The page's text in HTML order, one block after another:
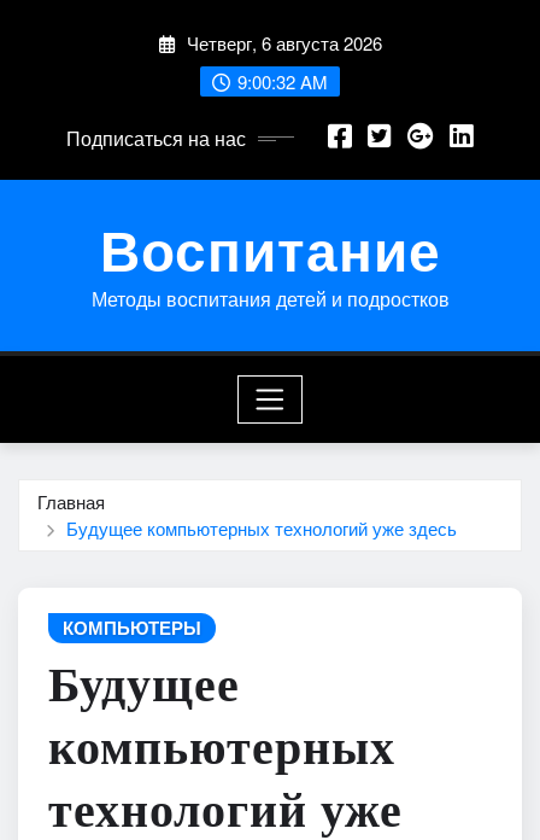
Четверг, 6 августа 2026
9:00:32 AM
Подписаться на нас
Воспитание
Методы воспитания детей и подростков
Главная
Будущее компьютерных технологий уже здесь
КОМПЬЮТЕРЫ
Будущее
компьютерных
технологий уже